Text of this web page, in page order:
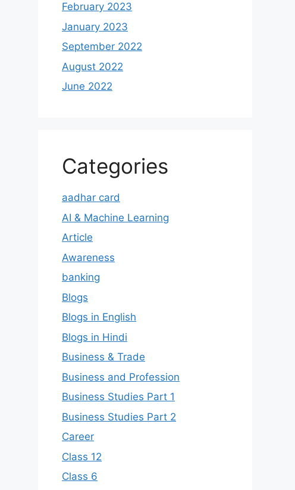
February 2023
January 2023
September 2022
August 2022
June 2022
Categories
aadhar card
AI & Machine Learning
Article
Awareness
banking
Blogs
Blogs in English
Blogs in Hindi
Business & Trade
Business and Profession
Business Studies Part 1
Business Studies Part 2
Career
Class 12
Class 6